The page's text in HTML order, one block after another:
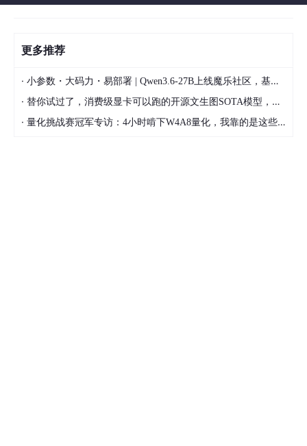
更多推荐
· 小参数・大码力・易部署 | Qwen3.6-27B上线魔乐社区，基于昇腾的部署教程来了
· 替你试过了，消费级显卡可以跑的开源文生图SOTA模型，顶级渲染、高密度文本绘图
· 量化挑战赛冠军专访：4小时啃下W4A8量化，我靠的是这些经验